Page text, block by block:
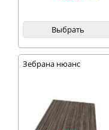
Выбрать
Зебрана нюанс